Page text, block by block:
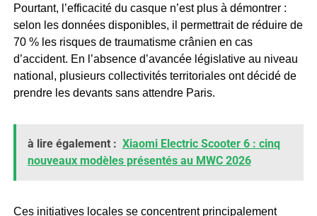
Pourtant, l’efficacité du casque n’est plus à démontrer :
selon les données disponibles, il permettrait de réduire de
70 % les risques de traumatisme crânien en cas
d’accident. En l’absence d’avancée législative au niveau
national, plusieurs collectivités territoriales ont décidé de
prendre les devants sans attendre Paris.
à lire également : Xiaomi Electric Scooter 6 : cinq
nouveaux modèles présentés au MWC 2026
Ces initiatives locales se concentrent principalement